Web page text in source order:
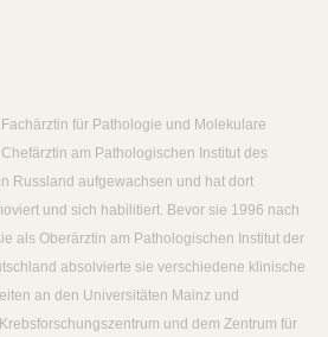
für Pathologie und Molekulare
am Pathologischen Institut des
Russland aufgewachsen und hat dort
und sich habilitiert. Bevor sie 1996 nach
als Oberärztin am Pathologischen Institut der
absolvierte sie verschiedene klinische
an den Universitäten Mainz und
und dem Zentrum für